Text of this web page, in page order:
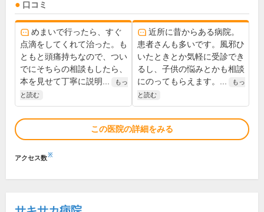
口コミ
めまいで行ったら、すぐ
点滴をしてくれて治った。も
ともと頭痛持ちなので、つい
でにそちらの相談もしたら、
本を見せて丁寧に説明...
もっ
と読む
近所に昔からある病院。
患者さんも多いです。風邪ひ
いたときとか気軽に受診でき
るし、子供の悩みとかも相談
にのってもらえます。...
もっ
と読む
この医院の詳細をみる
アクセス数※